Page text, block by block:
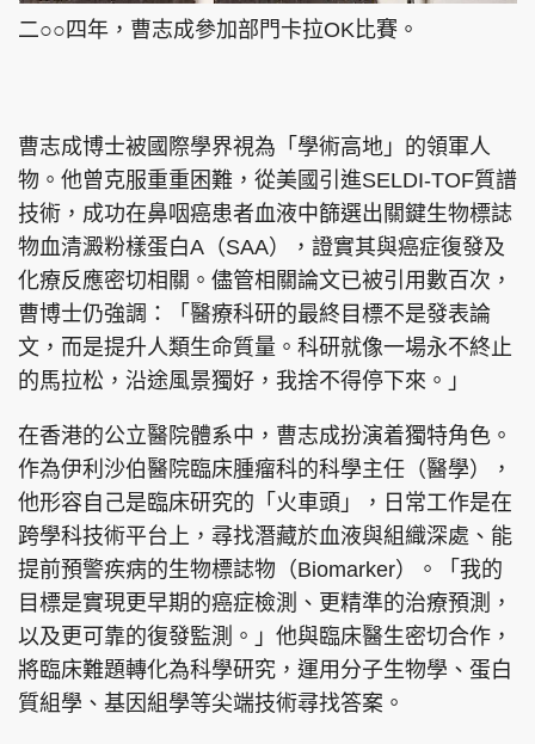
二○○四年，曹志成參加部門卡拉OK比賽。
曹志成博士被國際學界視為「學術高地」的領軍人
物。他曾克服重重困難，從美國引進SELDI-TOF質譜
技術，成功在鼻咽癌患者血液中篩選出關鍵生物標誌
物血清澱粉樣蛋白A（SAA），證實其與癌症復發及
化療反應密切相關。儘管相關論文已被引用數百次，
曹博士仍強調：「醫療科研的最終目標不是發表論
文，而是提升人類生命質量。科研就像一場永不終止
的馬拉松，沿途風景獨好，我捨不得停下來。」
在香港的公立醫院體系中，曹志成扮演着獨特角色。
作為伊利沙伯醫院臨床腫瘤科的科學主任（醫學），
他形容自己是臨床研究的「火車頭」，日常工作是在
跨學科技術平台上，尋找潛藏於血液與組織深處、能
提前預警疾病的生物標誌物（Biomarker）。「我的
目標是實現更早期的癌症檢測、更精準的治療預測，
以及更可靠的復發監測。」他與臨床醫生密切合作，
將臨床難題轉化為科學研究，運用分子生物學、蛋白
質組學、基因組學等尖端技術尋找答案。